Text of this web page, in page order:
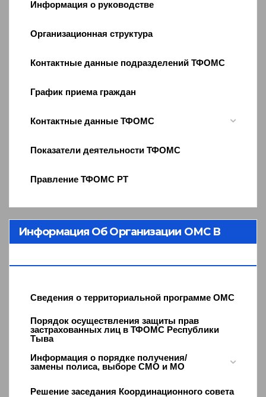
Информация о руководстве
Организационная структура
Контактные данные подразделений ТФОМС
График приема граждан
Контактные данные ТФОМС
Показатели деятельности ТФОМС
Правление ТФОМС РТ
Информация Об Организации ОМС В
Сведения о территориальной программе ОМС
Порядок осуществления защиты прав
застрахованных лиц в ТФОМС Республики
Тыва
Информация о порядке получения/
замены полиса, выборе СМО и МО
Решение заседания Координационного совета